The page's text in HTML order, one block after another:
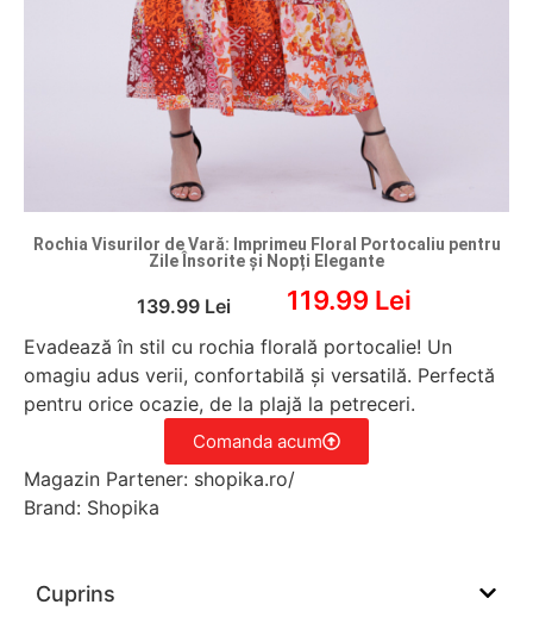
Rochia Visurilor de Vară: Imprimeu Floral Portocaliu pentru
Zile Însorite și Nopți Elegante
139.99 Lei 119.99 Lei
Evadează în stil cu rochia florală portocalie! Un
omagiu adus verii, confortabilă și versatilă. Perfectă
pentru orice ocazie, de la plajă la petreceri.
Comanda acum
Magazin Partener: shopika.ro/
Brand: Shopika
Cuprins